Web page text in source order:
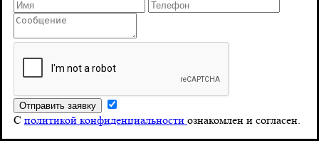
С политикой конфиденциальности ознакомлен и согласен.
г. Санкт-Петербург 8‑я Красноармейская, д. 10
Телефон
8 (804) 555-10-39
Почта